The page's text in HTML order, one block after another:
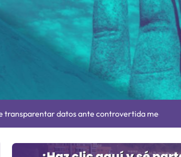
entrenamiento para enfrentar emergencias
nuevas contrataciones en la Región Antofagasta
transparentar datos ante controvertida medida
Andina y prohíbe uso de caldera por graves